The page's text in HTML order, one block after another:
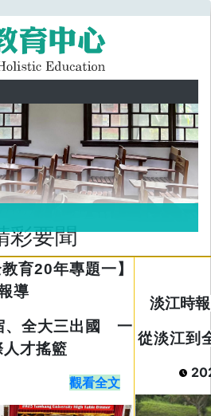
彩要聞
教育20年專題一】
導
、全大三出國 一
才搖籃
1-5 觀看全文
淡江時報
從淡江到